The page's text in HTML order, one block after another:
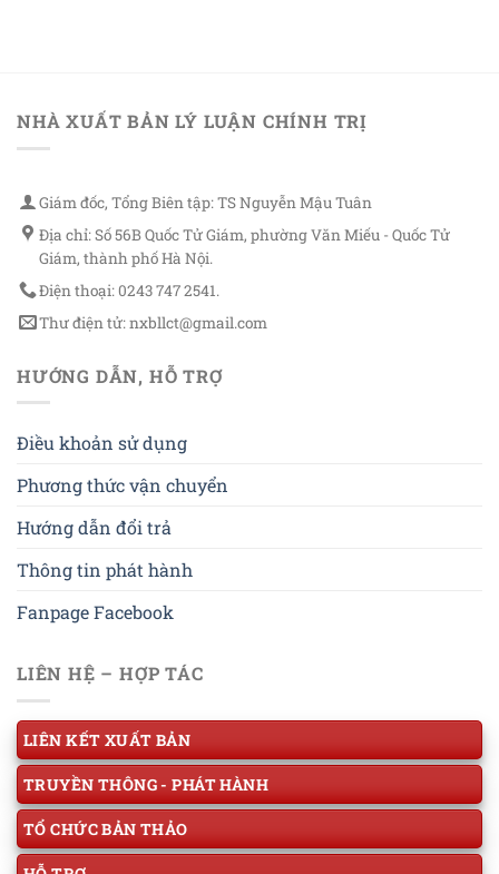
NHÀ XUẤT BẢN LÝ LUẬN CHÍNH TRỊ
Giám đốc, Tổng Biên tập: TS Nguyễn Mậu Tuân
Địa chỉ: Số 56B Quốc Tử Giám, phường Văn Miếu - Quốc Tử
Giám, thành phố Hà Nội.
Điện thoại: 0243 747 2541.
Thư điện tử: nxbllct@gmail.com
HƯỚNG DẪN, HỖ TRỢ
Điều khoản sử dụng
Phương thức vận chuyển
Hướng dẫn đổi trả
Thông tin phát hành
Fanpage Facebook
LIÊN HỆ – HỢP TÁC
LIÊN KẾT XUẤT BẢN
TRUYỀN THÔNG - PHÁT HÀNH
TỔ CHỨC BẢN THẢO